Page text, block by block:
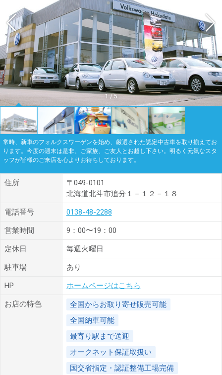
1 / 5
常時、新車のフォルクスワーゲンを始め、厳選された認定中古車を取り揃えてお
ります。今度の週末は是非、ご家族、ご友人とお越し下さい。明るく元気なスタ
ッフが皆様のご来店を心よりお待ちしております。
住所
〒049-0101
北海道北斗市追分１－１２－１８
電話番号 0138-48-2288
営業時間 9：00〜19：00
定休日 毎週火曜日
駐車場 あり
HP ホームページはこちら
お店の特色
全国からお取り寄せ販売可能
全国納車可能
最寄り駅まで送迎
オークネット保証取扱い
国交省指定・認証整備工場完備